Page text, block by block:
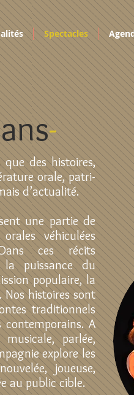
Spectacles
-
des histoires,
orale, patri-
d’actualité.
une partie de
véhiculées
ces récits
la puissance du
populaire, la
histoires sont
traditionnels
contemporains. A
parlée,
explore les
joueuse,
au public cible.